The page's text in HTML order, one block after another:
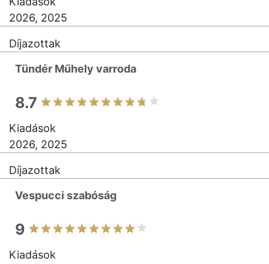
2026, 2025
Díjazottak
Tündér Műhely varroda
8.7
Kiadások
2026, 2025
Díjazottak
Vespucci szabóság
9
Kiadások